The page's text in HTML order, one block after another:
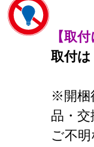
【取
取付
※開梱
品・交
ご不